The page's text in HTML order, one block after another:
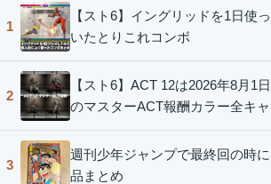
1
【スト6】イングリッドを1日使
いたとりこれコンボ
2
【スト6】ACT 12は2026年8月1
のマスターACT報酬カラー全キ
3
週刊少年ジャンプで最終回の時
品まとめ